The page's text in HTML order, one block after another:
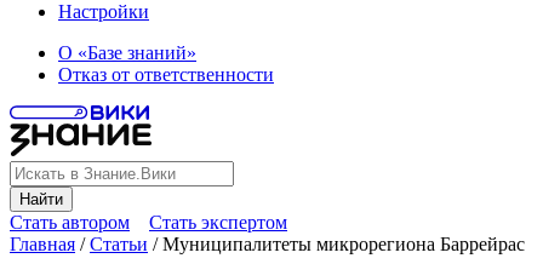
Настройки
О «Базе знаний»
Отказ от ответственности
Найти
Стать автором
Стать экспертом
Главная /Статьи /Муниципалитеты микрорегиона Баррейрас